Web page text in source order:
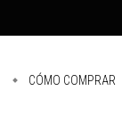
CÓMO COMPRAR